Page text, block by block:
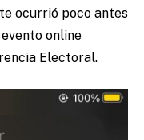
ocurrió poco antes
online
Electoral.